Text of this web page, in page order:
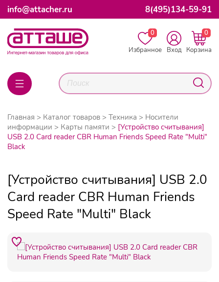
info@attacher.ru 8(495)134-59-91
0
Избранное
Вход
0
Корзина
Главная Каталог товаров Техника
Носители
информации
Карты памяти
[Устройство считывания]
USB 2.0 Card reader CBR Human Friends Speed Rate "Multi"
Black
[Устройство считывания] USB 2.0
Card reader CBR Human Friends
Speed Rate "Multi" Black